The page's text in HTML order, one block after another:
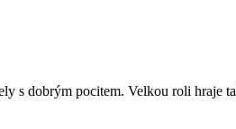
s dobrým pocitem. Velkou roli hraje